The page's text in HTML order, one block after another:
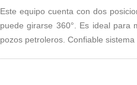
Este equipo cuenta con dos
puede girarse 360°. Es ideal para
pozos petroleros. Confiable sistema